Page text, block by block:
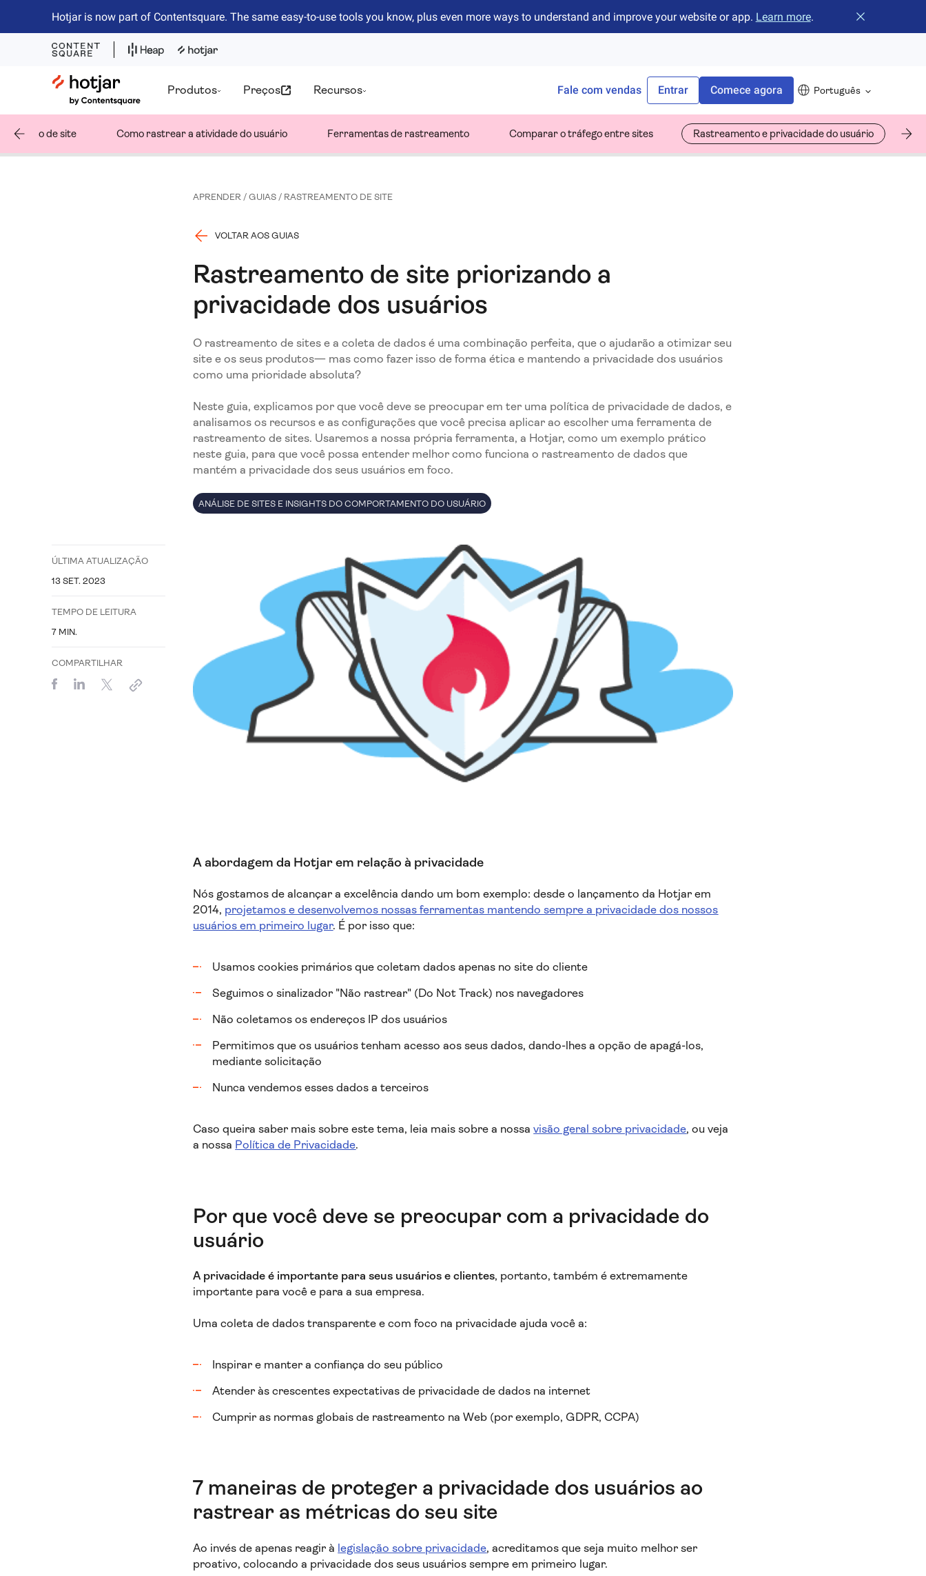
Hotjar is now part of Contentsquare. The same easy-to-use tools you know, plus even more ways to understand and improve your website or app. Learn more. Fechar o
Hotjar Logo
Produtos Preços Recursos Fale com vendas Entrar Comece agora Português
de site Como rastrear a atividade do usuário Ferramentas de rastreamento Comparar o tráfego entre sites Rastreamento e privacidade do usuário
APRENDER /GUIAS / RASTREAMENTO DE SITE
VOLTAR AOS GUIAS
Rastreamento de site priorizando a
privacidade dos usuários
O rastreamento de sites e a coleta de dados é uma combinação perfeita, que o ajudarão a otimizar seu
site e os seus produtos— mas como fazer isso de forma ética e mantendo a privacidade dos usuários
como uma prioridade absoluta?
Neste guia, explicamos por que você deve se preocupar em ter uma política de privacidade de dados, e
analisamos os recursos e as configurações que você precisa aplicar ao escolher uma ferramenta de
rastreamento de sites. Usaremos a nossa própria ferramenta, a Hotjar, como um exemplo prático
neste guia, para que você possa entender melhor como funciona o rastreamento de dados que
mantém a privacidade dos seus usuários em foco.
ANÁLISE DE SITES E INSIGHTS DO COMPORTAMENTO DO USUÁRIO
ÚLTIMA ATUALIZAÇÃO
13 SET. 2023
TEMPO DE LEITURA
7 MIN.
COMPARTILHAR
A abordagem da Hotjar em relação à privacidade
Nós gostamos de alcançar a excelência dando um bom exemplo: desde o lançamento da Hotjar em
2014, projetamos e desenvolvemos nossas ferramentas mantendo sempre a privacidade dos nossos
usuários em primeiro lugar. É por isso que:
Usamos cookies primários que coletam dados apenas no site do cliente
Seguimos o sinalizador "Não rastrear" (Do Not Track) nos navegadores
Não coletamos os endereços IP dos usuários
Permitimos que os usuários tenham acesso aos seus dados, dando-lhes a opção de apagá-los,
mediante solicitação
Nunca vendemos esses dados a terceiros
Caso queira saber mais sobre este tema, leia mais sobre a nossavisão geral sobre privacidade, ou veja
a nossa Política de Privacidade.
Por que você deve se preocupar com a privacidade do
usuário
A privacidade é importante para seus usuários e clientes, portanto, também é extremamente
importante para você e para a sua empresa.
Uma coleta de dados transparente e com foco na privacidade ajuda você a:
Inspirar e manter a confiança do seu público
Atender às crescentes expectativas de privacidade de dados na internet
Cumprir as normas globais de rastreamento na Web (por exemplo, GDPR, CCPA)
7 maneiras de proteger a privacidade dos usuários ao
rastrear as métricas do seu site
Ao invés de apenas reagir à legislação sobre privacidade, acreditamos que seja muito melhor ser
proativo, colocando a privacidade dos seus usuários sempre em primeiro lugar.